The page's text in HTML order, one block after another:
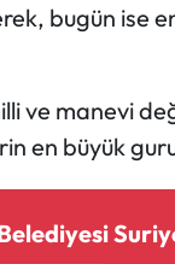
bugün ise
ve manevi
en büyük